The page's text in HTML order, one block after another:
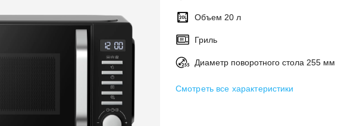
Объем 20 л
Гриль
Диаметр поворотного стола 255 мм
Смотреть все характеристики